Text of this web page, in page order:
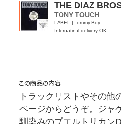
THE DIAZ
TONY TOUCH
LABEL | Tommy Boy
Internatinal delivery OK
トラックリストやその
ページからどうぞ。ジャ
馴染みのプエルトリカン